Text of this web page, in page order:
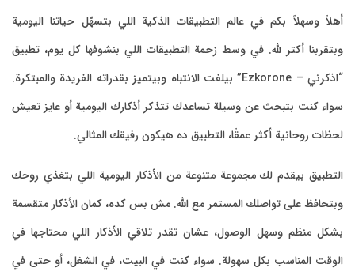
أهلاً وسهلاً بكم في عالم التطبيقات الذكية اللي بتسهّل حياتنا اليومية
وبتقربنا أكتر لله. في وسط زحمة التطبيقات اللي بنشوفها كل يوم، تطبيق
“اذكرني – Ezkorone” بيلفت الانتباه وبيتميز بقدراته الفريدة والمبتكرة.
سواء كنت بتبحث عن وسيلة تساعدك تتذكر أذكارك اليومية أو عايز تعيش
لحظات روحانية أكثر عمقًا، التطبيق ده هيكون رفيقك المثالي.
التطبيق بيقدم لك مجموعة متنوعة من الأذكار اليومية اللي بتغذي روحك
وبتحافظ على تواصلك المستمر مع الله. مش بس كده، كمان الأذكار متقسمة
بشكل منظم وسهل الوصول، عشان تقدر تلاقي الأذكار اللي محتاجها في
الوقت المناسب بكل سهولة. سواء كنت في البيت، في الشغل، أو حتى في